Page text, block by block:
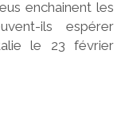
enchainent les
ils espérer
le 23 février